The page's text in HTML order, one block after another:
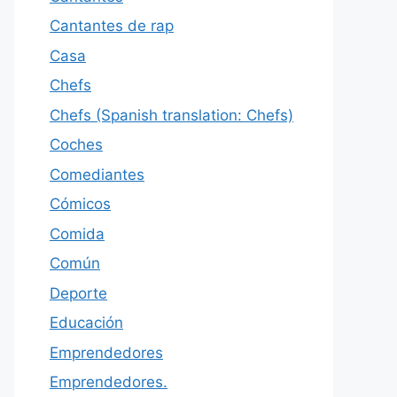
Cantantes de rap
Casa
Chefs
Chefs (Spanish translation: Chefs)
Coches
Comediantes
Cómicos
Comida
Común
Deporte
Educación
Emprendedores
Emprendedores.